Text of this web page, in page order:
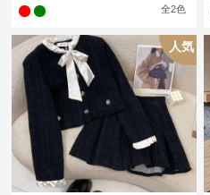
全2色
人気